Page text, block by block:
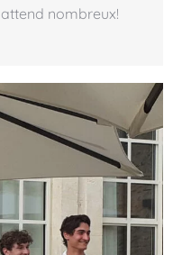
nombreux!